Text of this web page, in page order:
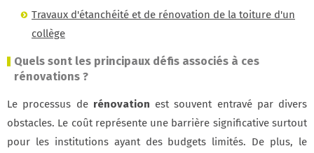
Travaux d'étanchéité et de rénovation de la toiture d'un
collège
Quels sont les principaux défis associés à ces
rénovations ?
Le processus de rénovation est souvent entravé par divers
obstacles. Le coût représente une barrière significative surtout
pour les institutions ayant des budgets limités. De plus, le